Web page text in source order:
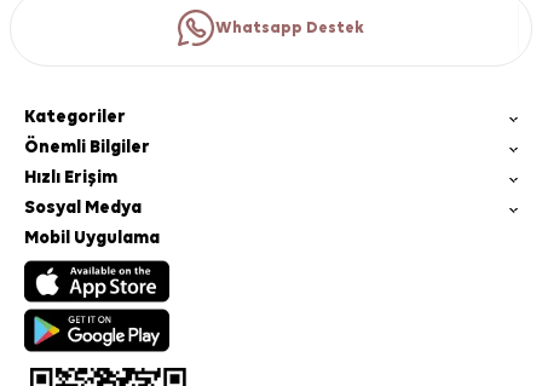
Whatsapp Destek
Kategoriler
Önemli Bilgiler
Hızlı Erişim
Sosyal Medya
Mobil Uygulama